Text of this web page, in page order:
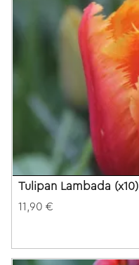
Tulipan Lambada (x10)
11,90 €